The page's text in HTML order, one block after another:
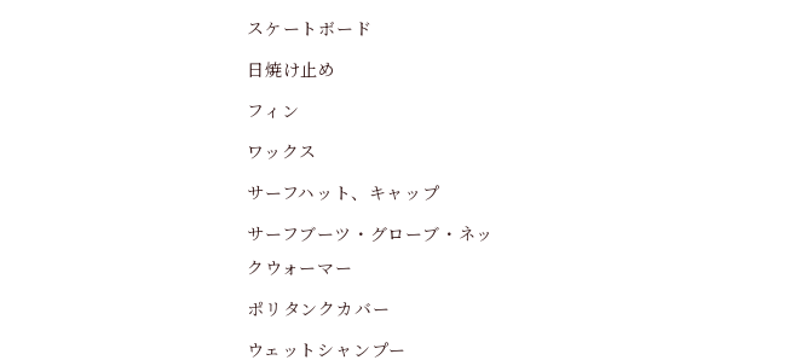
スケートボード
日焼け止め
フィン
ワックス
サーフハット、キャップ
サーフブーツ・グローブ・ネッ
クウォーマー
ポリタンクカバー
ウェットシャンプー